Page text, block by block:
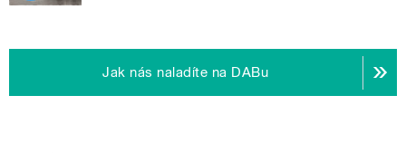
Jak nás naladíte na DABu